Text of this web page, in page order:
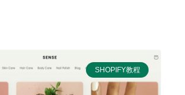
SHOPIFY教程